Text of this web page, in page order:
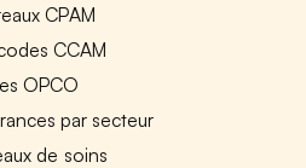
CPAM
CCAM
OPCO
par secteur
de soins